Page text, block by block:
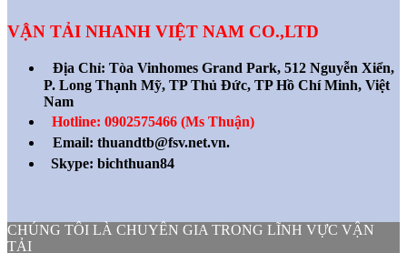
VẬN TẢI NHANH VIỆT NAM CO.,LTD
Địa Chỉ: Tòa Vinhomes Grand Park, 512 Nguyễn Xiển,
P. Long Thạnh Mỹ, TP Thủ Đức, TP Hồ Chí Minh, Việt
Nam
Hotline: 0902575466 (Ms Thuận)
Email: thuandtb@fsv.net.vn.
Skype: bichthuan84
CHÚNG TÔI LÀ CHUYÊN GIA TRONG LĨNH VỰC VẬN
TẢI